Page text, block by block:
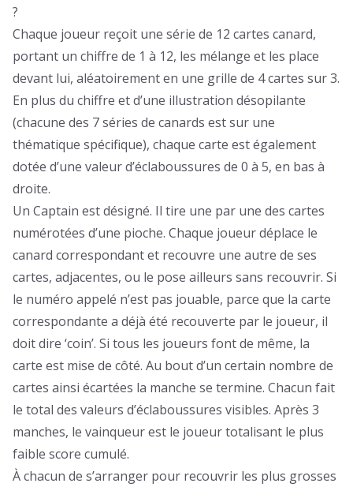
?
Chaque joueur reçoit une série de 12 cartes canard,
portant un chiffre de 1 à 12, les mélange et les place
devant lui, aléatoirement en une grille de 4 cartes sur 3.
En plus du chiffre et d’une illustration désopilante
(chacune des 7 séries de canards est sur une
thématique spécifique), chaque carte est également
dotée d’une valeur d’éclaboussures de 0 à 5, en bas à
droite.
Un Captain est désigné. Il tire une par une des cartes
numérotées d’une pioche. Chaque joueur déplace le
canard correspondant et recouvre une autre de ses
cartes, adjacentes, ou le pose ailleurs sans recouvrir. Si
le numéro appelé n’est pas jouable, parce que la carte
correspondante a déjà été recouverte par le joueur, il
doit dire ‘coin’. Si tous les joueurs font de même, la
carte est mise de côté. Au bout d’un certain nombre de
cartes ainsi écartées la manche se termine. Chacun fait
le total des valeurs d’éclaboussures visibles. Après 3
manches, le vainqueur est le joueur totalisant le plus
faible score cumulé.
À chacun de s’arranger pour recouvrir les plus grosses